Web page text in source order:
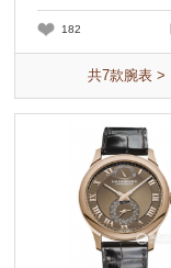
表
182
共7款腕表 >